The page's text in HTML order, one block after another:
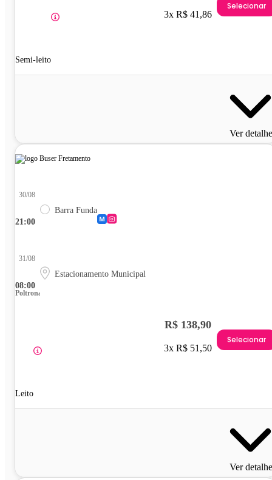
Semi-leito
3x R$ 41,86
Selecionar
Ver
21:00
30/08
Barra Funda
08:00
31/08
Estacionamento Municipal
Poltrona
Leito
R$ 138,90
3x R$ 51,50
Selecionar
Ver